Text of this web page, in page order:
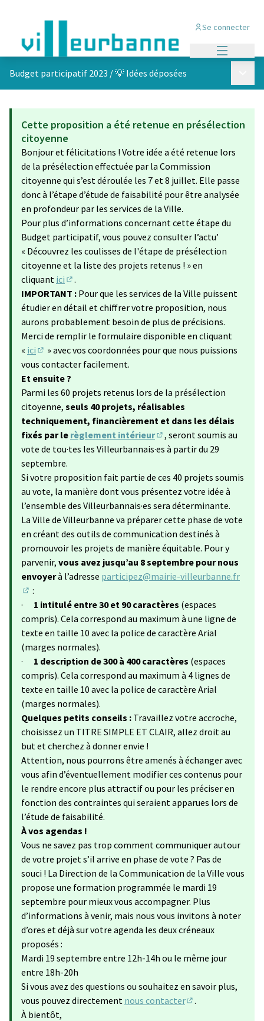
Se connecter
Budget participatif 2023 /💡 Idées déposées
Cette proposition a été retenue en présélection
citoyenne
Bonjour et félicitations ! Votre idée a été retenue lors
de la présélection effectuée par la Commission
citoyenne qui s’est déroulée les 7 et 8 juillet. Elle passe
donc à l’étape d’étude de faisabilité pour être analysée
en profondeur par les services de la Ville.
Pour plus d’informations concernant cette étape du
Budget participatif, vous pouvez consulter l’actu’
« Découvrez les coulisses de l'étape de présélection
citoyenne et la liste des projets retenus ! » en
cliquant ici
(S'ouvre dans un nouvel onglet)
.
IMPORTANT : Pour que les services de la Ville puissent
étudier en détail et chiffrer votre proposition, nous
aurons probablement besoin de plus de précisions.
Merci de remplir le formulaire disponible en cliquant
« ici
(Lien externe)
» avec vos coordonnées pour que nous puissions
vous contacter facilement.
Et ensuite ?
Parmi les 60 projets retenus lors de la présélection
citoyenne, seuls 40 projets, réalisables
techniquement, financièrement et dans les délais
fixés par le règlement intérieur
(Lien externe)
, seront soumis au
vote de tou·tes les Villeurbannais·es à partir du 29
septembre.
Si votre proposition fait partie de ces 40 projets soumis
au vote, la manière dont vous présentez votre idée à
l’ensemble des Villeurbannais·es sera déterminante.
La Ville de Villeurbanne va préparer cette phase de vote
en créant des outils de communication destinés à
promouvoir les projets de manière équitable. Pour y
parvenir, vous avez jusqu’au 8 septembre pour nous
envoyerà l’adresse participez@mairie-villeurbanne.fr
(S'ouvre dans un nouvel onglet)
:
· 1 intitulé entre 30 et 90 caractères (espaces
compris). Cela correspond au maximum à une ligne de
texte en taille 10 avec la police de caractère Arial
(marges normales).
· 1 description de 300 à 400 caractères (espaces
compris). Cela correspond au maximum à 4 lignes de
texte en taille 10 avec la police de caractère Arial
(marges normales).
Quelques petits conseils : Travaillez votre accroche,
choisissez un TITRE SIMPLE ET CLAIR, allez droit au
but et cherchez à donner envie !
Attention, nous pourrons être amenés à échanger avec
vous afin d’éventuellement modifier ces contenus pour
le rendre encore plus attractif ou pour les préciser en
fonction des contraintes qui seraient apparues lors de
l’étude de faisabilité.
À vos agendas !
Vous ne savez pas trop comment communiquer autour
de votre projet s’il arrive en phase de vote ? Pas de
souci ! La Direction de la Communication de la Ville vous
propose une formation programmée le mardi 19
septembre pour mieux vous accompagner. Plus
d’informations à venir, mais nous vous invitons à noter
d’ores et déjà sur votre agenda les deux créneaux
proposés :
Mardi 19 septembre entre 12h-14h ou le même jour
entre 18h-20h
Si vous avez des questions ou souhaitez en savoir plus,
vous pouvez directement nous contacter
.
À bientôt,